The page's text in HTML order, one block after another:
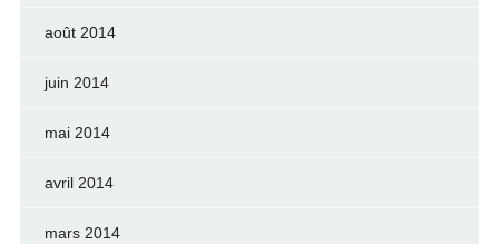
août 2014
juin 2014
mai 2014
avril 2014
mars 2014